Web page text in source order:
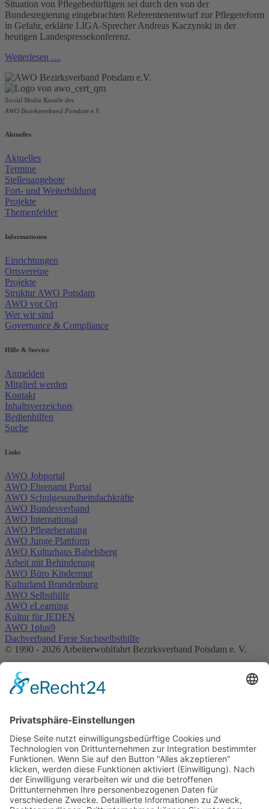
Situation von Pflegebedürftigen sei durch den von der
Bundesregierung eingebrachten Referentenentwurf zur Pflegereform
in Gefahr, erklärte LIGA-Sprecher Andreas Kaczynski in der
heutigen Landespressekonferenz.
Weiterlesen …
Social Media Kanäle des
AWO Bezirksverband Potsdam e.V.
Aktuelles
Aktuelles
Termine
Stellenangebote
Fort- und Weiterbildung
Projekte
Themenfelder
Informationen
Einrichtungen
Ortsvereine
Projekte
Struktur AWO Potsdam
AWO vor Ort
Wer wir sind
Governance & Compliance
Hilfe & Service
Anmelden
Mitglied werden
Kontakt
Inhaltsverzeichnis
Bedienhilfen
Suche
Links
AWO Jobportal
AWO Ehrenamt Portal
AWO Schulgesundheitsfachkräfte
AWO Bundesverband
AWO International
AWO Pflegeberatung
AWO Junge Plattform
AWO Kulturhaus Babelsberg
Arbeit mit Behinderung
AWO Büro Kindermut
Kulturland Brandenburg
AWO Selbsthilfe
AWO eLearning
Kultur für JEDEN
AWO 1plus9
Dachverband Freie Suchtselbsthilfe
© 1990 - 2026 Arbeiterwohlfahrt Bezirksverband Potsdam e. V.
Impressum
Jobportal
Komm zu den mutigen Mutmacher*innen.
neugierig?
Franziska Löffler
Leitung AWO Büro KINDER(ar)MUT